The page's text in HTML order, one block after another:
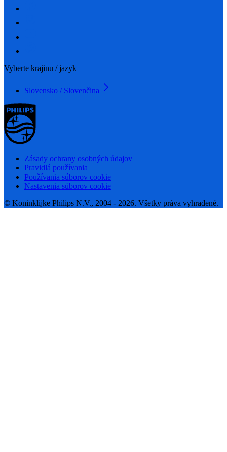
Vyberte krajinu / jazyk
Slovensko / Slovenčina
Zásady ochrany osobných údajov
Pravidlá používania
Používania súborov cookie
Nastavenia súborov cookie
© Koninklijke Philips N.V., 2004 - 2026. Všetky práva vyhradené.